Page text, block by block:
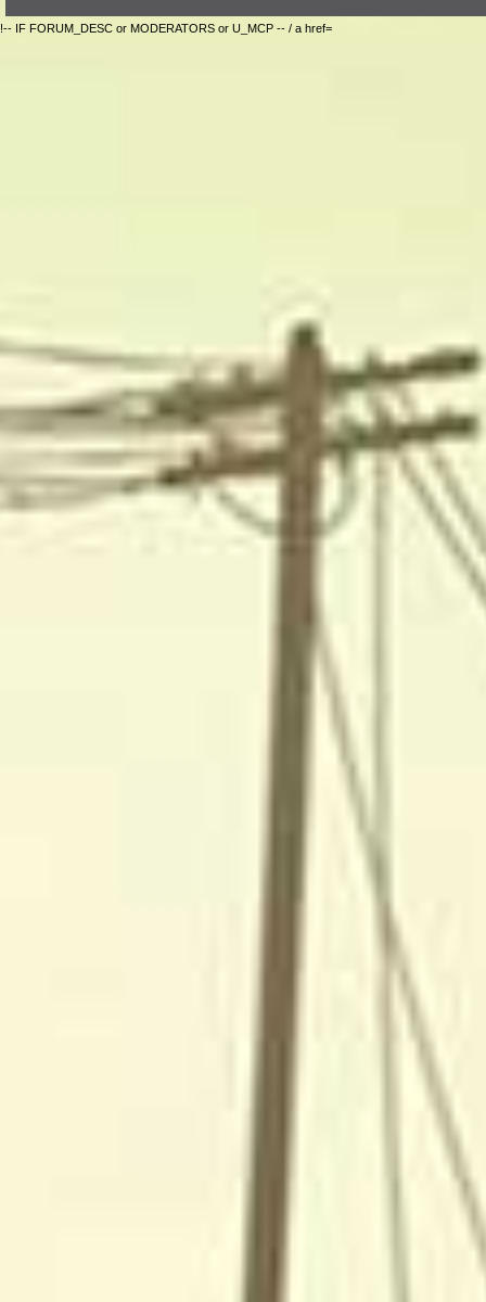
!-- IF FORUM_DESC or MODERATORS or U_MCP -- / a href=